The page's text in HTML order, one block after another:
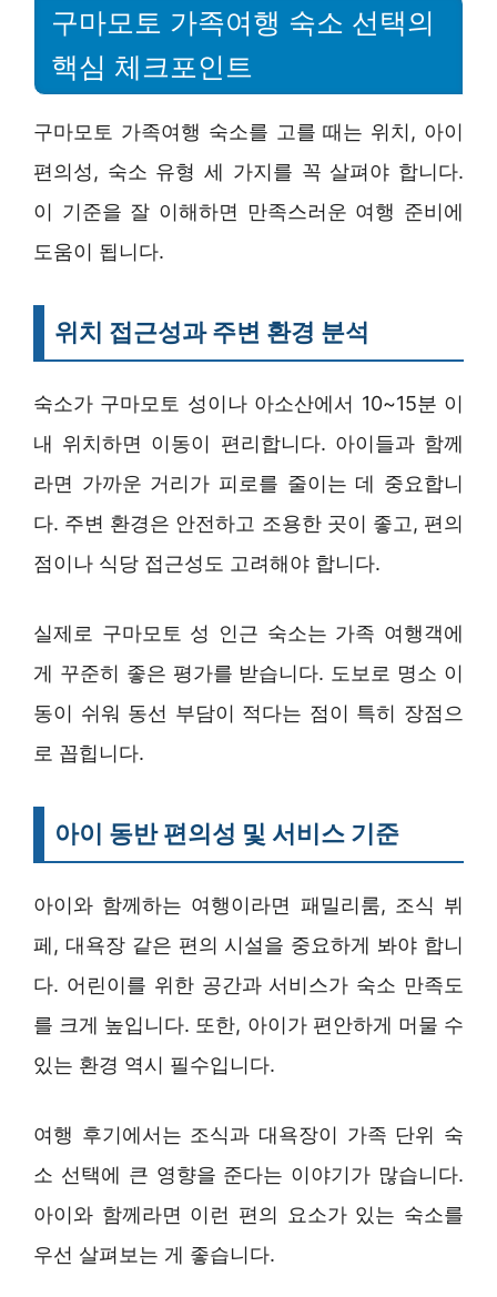
구마모토 가족여행 숙소 선택의
핵심 체크포인트
구마모토 가족여행 숙소를 고를 때는 위치, 아이
편의성, 숙소 유형 세 가지를 꼭 살펴야 합니다.
이 기준을 잘 이해하면 만족스러운 여행 준비에
도움이 됩니다.
위치 접근성과 주변 환경 분석
숙소가 구마모토 성이나 아소산에서 10~15분 이
내 위치하면 이동이 편리합니다. 아이들과 함께
라면 가까운 거리가 피로를 줄이는 데 중요합니
다. 주변 환경은 안전하고 조용한 곳이 좋고, 편의
점이나 식당 접근성도 고려해야 합니다.
실제로 구마모토 성 인근 숙소는 가족 여행객에
게 꾸준히 좋은 평가를 받습니다. 도보로 명소 이
동이 쉬워 동선 부담이 적다는 점이 특히 장점으
로 꼽힙니다.
아이 동반 편의성 및 서비스 기준
아이와 함께하는 여행이라면 패밀리룸, 조식 뷔
페, 대욕장 같은 편의 시설을 중요하게 봐야 합니
다. 어린이를 위한 공간과 서비스가 숙소 만족도
를 크게 높입니다. 또한, 아이가 편안하게 머물 수
있는 환경 역시 필수입니다.
여행 후기에서는 조식과 대욕장이 가족 단위 숙
소 선택에 큰 영향을 준다는 이야기가 많습니다.
아이와 함께라면 이런 편의 요소가 있는 숙소를
우선 살펴보는 게 좋습니다.